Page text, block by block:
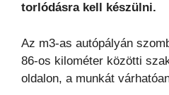
torlódásra kell készülni.
Az m3-as autópályán
86-os kilométer közötti
oldalon, a munkát